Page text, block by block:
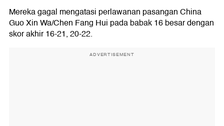
Mereka gagal mengatasi perlawanan pasangan China
Guo Xin Wa/Chen Fang Hui pada babak 16 besar dengan
skor akhir 16-21, 20-22.
ADVERTISEMENT